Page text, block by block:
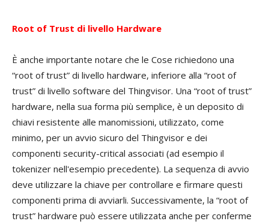
Root of Trust di livello Hardware
È anche importante notare che le Cose richiedono una
“root of trust” di livello hardware, inferiore alla “root of
trust” di livello software del Thingvisor. Una “root of trust”
hardware, nella sua forma più semplice, è un deposito di
chiavi resistente alle manomissioni, utilizzato, come
minimo, per un avvio sicuro del Thingvisor e dei
componenti security-critical associati (ad esempio il
tokenizer nell'esempio precedente). La sequenza di avvio
deve utilizzare la chiave per controllare e firmare questi
componenti prima di avviarli. Successivamente, la “root of
trust” hardware può essere utilizzata anche per conferme